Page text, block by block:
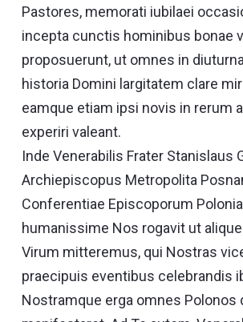
Pastores, memorati iubilaei
incepta cunctis hominibus bonae
proposuerunt, ut omnes in
historia Domini largitatem clare
eamque etiam ipsi novis in rerum
experiri valeant.
Inde Venerabilis Frater Stanislaus
Archiepiscopus Metropolita
Conferentiae Episcoporum
humanissime Nos rogavit ut
Virum mitteremus, qui Nostras
praecipuis eventibus celebrandis
Nostramque erga omnes Polonos